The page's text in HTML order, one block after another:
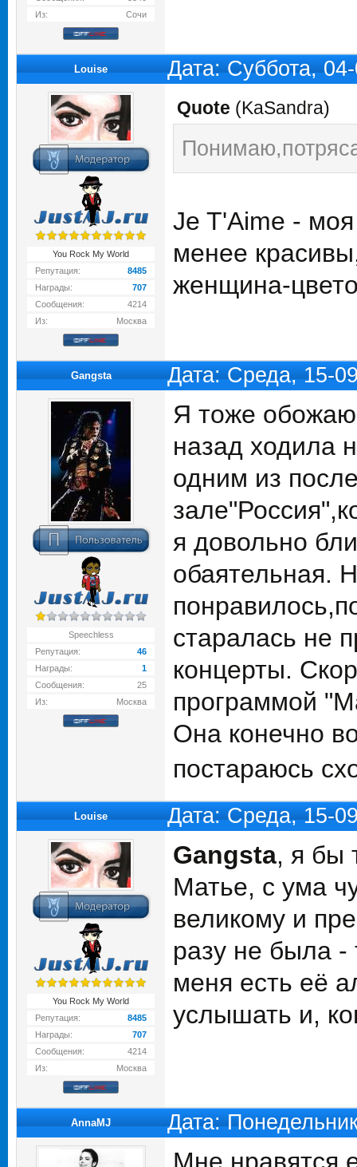
Из:
Сочи
Louise Дата: Суббота,
You Rock My World
Репутация:
8485
Награды:
707
Сообщения:
4214
Из:
Москва
Quote (KaSandra)
Je T'Aime -
менее
женщина-
Gangsta Дата: Среда, 15-
Speechless
Репутация:
46
Награды:
1
Сообщения:
25
Из:
Москва
Я тоже обожаю
назад ходила
одним из
я довольно
обаятельная.
старалась не
концерты.
программой
Она конечно
постараюсь
Louise Дата: Среда, 15-
You Rock My World
Репутация:
8485
Награды:
707
Сообщения:
4214
Из:
Москва
Gangsta, я бы
Матье, с ума
великому и
разу не была -
меня есть её
услышать и,
AnnaMJ Дата: